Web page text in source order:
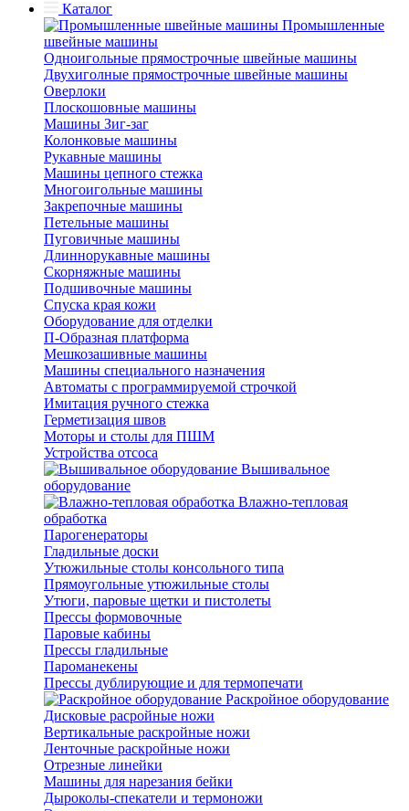
Каталог
Промышленные
швейные машины
Одноигольные прямострочные швейные машины
Двухиголные прямострочные швейные машины
Оверлоки
Плоскошовные машины
Машины Зиг-заг
Колонковые машины
Рукавные машины
Машины цепного стежка
Многоигольные машины
Закрепочные машины
Петельные машины
Пуговичные машины
Длиннорукавные машины
Скорняжные машины
Подшивочные машины
Спуска края кожи
Оборудование для отделки
П-Образная платформа
Мешкозашивные машины
Машины специального назначения
Автоматы с программируемой строчкой
Имитация ручного стежка
Герметизация швов
Моторы и столы для ПШМ
Устройства отсоса
Вышивальное
оборудование
Влажно-тепловая
обработка
Парогенераторы
Гладильные доски
Утюжильные столы консольного типа
Прямоугольные утюжильные столы
Утюги, паровые щетки и пистолеты
Прессы формовочные
Паровые кабины
Прессы гладильные
Пароманекены
Прессы дублирующие и для термопечати
Раскройное оборудование
Дисковые расройные ножи
Вертикальные раскройные ножи
Ленточные раскройные ножи
Отрезные линейки
Машины для нарезания бейки
Дыроколы-спекатели и термоножи